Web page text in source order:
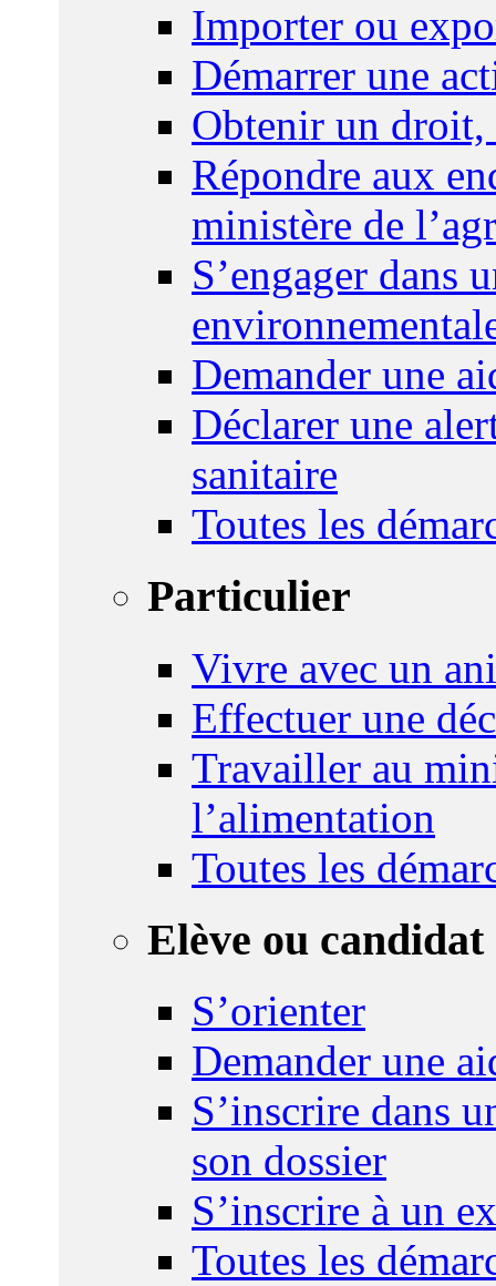
Importer ou
Démarrer une
Obtenir un droit,
Répondre aux
ministère de
S’engager dans
Demander une
Déclarer une
sanitaire
Toutes les
Particulier
Vivre avec un
Effectuer une
Travailler au
l’alimentation
Toutes les
Elève ou candidat
S’orienter
Demander une
S’inscrire dans
son dossier
S’inscrire à un
Toutes les